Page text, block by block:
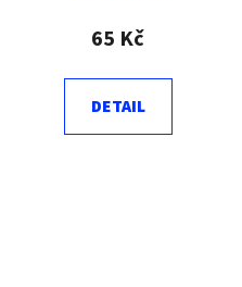
65 Kč
DETAIL